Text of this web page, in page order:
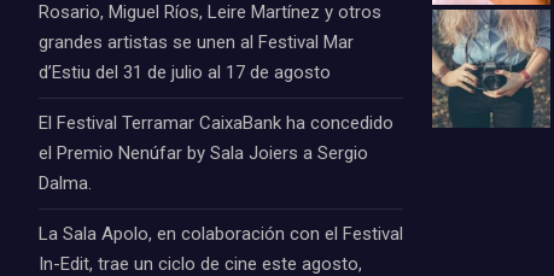
Rosario, Miguel Ríos, Leire Martínez y otros
grandes artistas se unen al Festival Mar
d’Estiu del 31 de julio al 17 de agosto
El Festival Terramar CaixaBank ha concedido
el Premio Nenúfar by Sala Joiers a Sergio
Dalma.
La Sala Apolo, en colaboración con el Festival
In-Edit, trae un ciclo de cine este agosto,